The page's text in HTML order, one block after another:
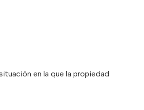
en la que la propiedad